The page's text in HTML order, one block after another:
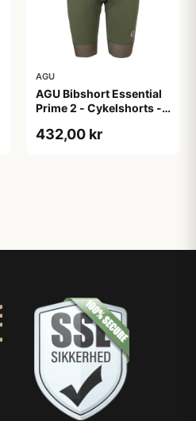
AGU
AGU Bibshort Essential
Prime 2 - Cykelshorts -
2XL
432,00 kr